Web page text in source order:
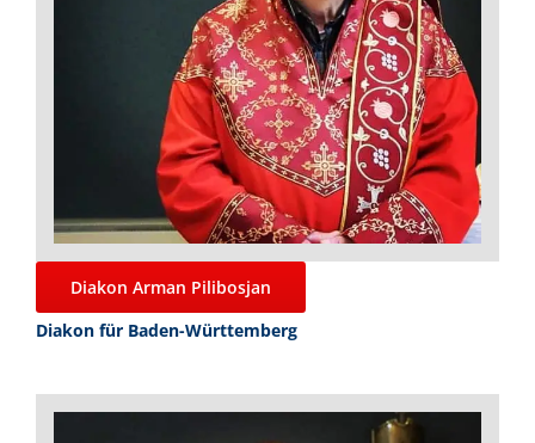
Diakon Arman Pilibosjan
Diakon für Baden-Württemberg